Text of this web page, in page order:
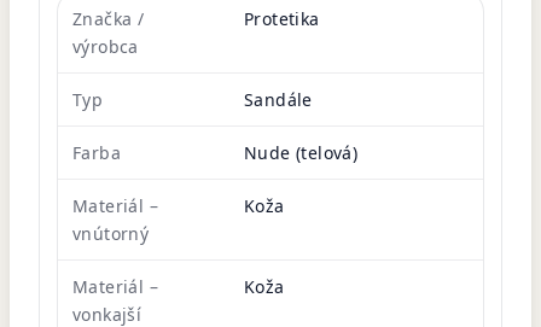
Značka /
výrobca
Protetika
Typ Sandále
Farba Nude (telová)
Materiál –
vnútorný
Koža
Materiál –
vonkajší
Koža